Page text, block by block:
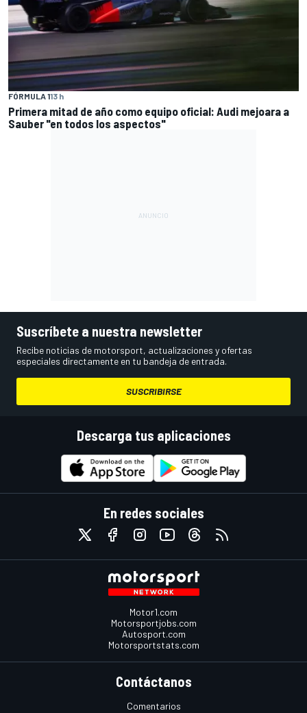
FÓRMULA 113 h
Primera mitad de año como equipo oficial: Audi mejoara a
Sauber "en todos los aspectos"
Suscríbete a nuestra newsletter
Recibe noticias de motorsport, actualizaciones y ofertas
especiales directamente en tu bandeja de entrada.
SUSCRIBIRSE
Descarga tus aplicaciones
En redes sociales
Motor1.com
Motorsportjobs.com
Autosport.com
Motorsportstats.com
Contáctanos
Comentarios